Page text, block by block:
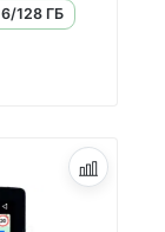
6/128 ГБ